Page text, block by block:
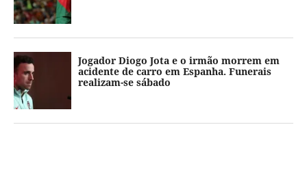
Jogador Diogo Jota e o irmão morrem em
acidente de carro em Espanha. Funerais
realizam-se sábado